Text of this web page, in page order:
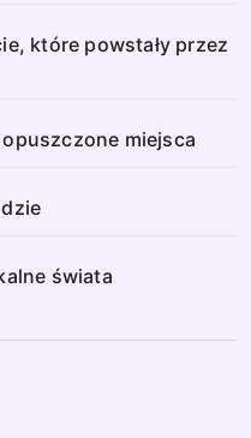
które powstały przez
miejsca
świata